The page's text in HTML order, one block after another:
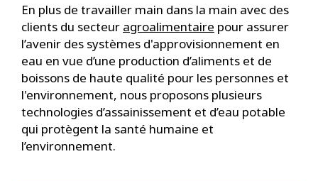
En plus de travailler main dans la main avec des
clients du secteur agroalimentaire pour assurer
l’avenir des systèmes d'approvisionnement en
eau en vue d’une production d’aliments et de
boissons de haute qualité pour les personnes et
l'environnement, nous proposons plusieurs
technologies d’assainissement et d’eau potable
qui protègent la santé humaine et
l’environnement.